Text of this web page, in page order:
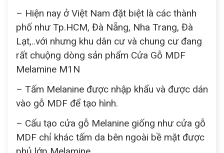
– Hiện nay ở Việt Nam đặt biệt là các thành
phố như Tp.HCM, Đà Nẵng, Nha Trang, Đà
Lạt,..với nhưng khu dân cư và chung cư đang
rất chuộng dòng sản phẩm Cửa Gỗ MDF
Melamine M1N
– Tấm Melanine được nhập khẩu và được dán
vào gỗ MDF để tạo hình.
– Cấu tạo cửa gỗ Melanine giống như cửa gỗ
MDF chỉ khác tấm da bên ngoài bề mặt được